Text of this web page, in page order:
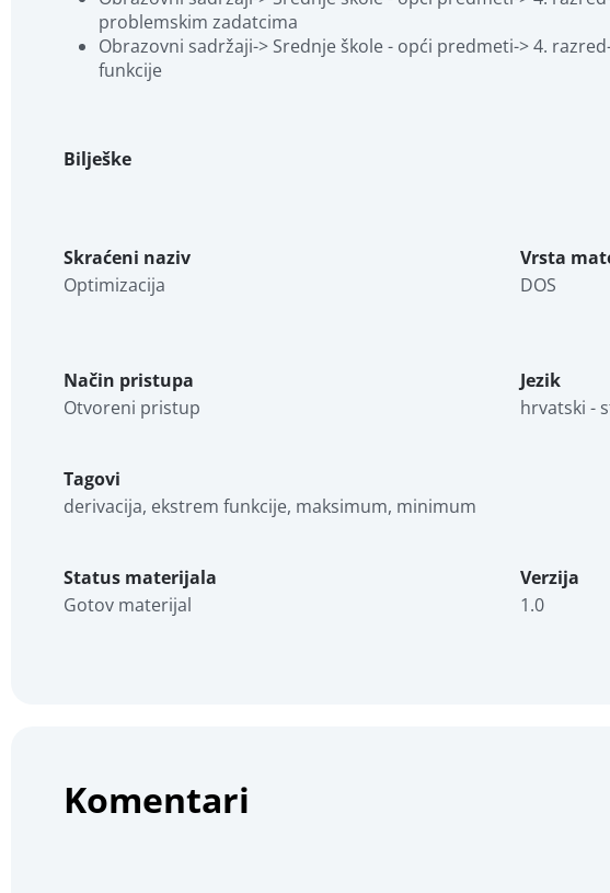
problemskim zadatcima
Obrazovni sadržaji-> Srednje škole - opći predmeti-> 4.
funkcije
Bilješke
Skraćeni naziv
Optimizacija
Vrsta
DOS
Način pristupa
Otvoreni pristup
Jezik
hrvatski -
Tagovi
derivacija, ekstrem funkcije, maksimum, minimum
Status materijala
Gotov materijal
Verzija
1.0
Komentari